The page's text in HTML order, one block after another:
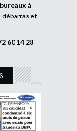
à
débarras et
60 14 28